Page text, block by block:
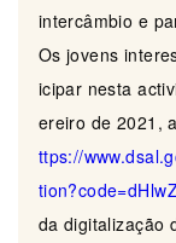
intercâmbio e
Os jovens
icipar nesta
ereiro de 2021,
ttps://
da digitalização